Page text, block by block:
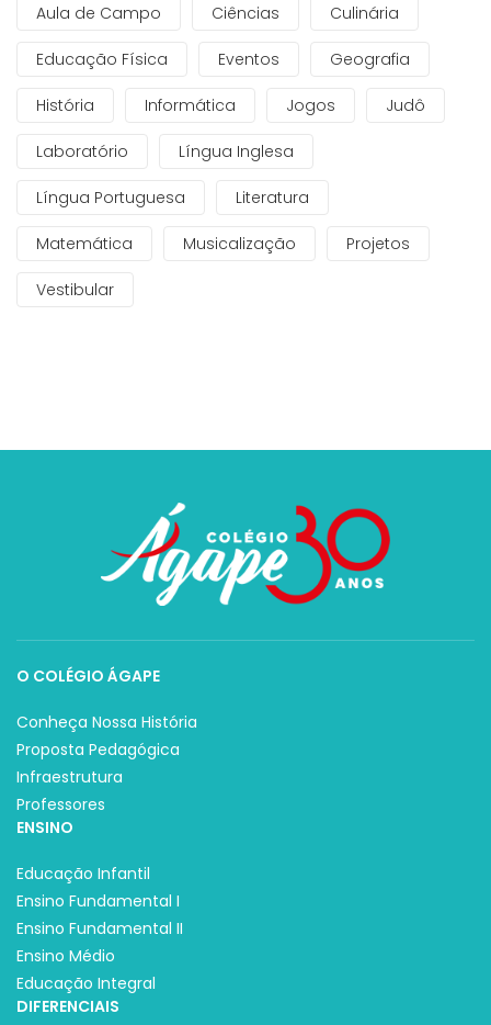
Aula de Campo Ciências Culinária
Educação Física Eventos Geografia
História Informática Jogos Judô
Laboratório Língua Inglesa
Língua Portuguesa Literatura
Matemática Musicalização Projetos
Vestibular
O COLÉGIO ÁGAPE
Conheça Nossa História
Proposta Pedagógica
Infraestrutura
Professores
ENSINO
Educação Infantil
Ensino Fundamental I
Ensino Fundamental II
Ensino Médio
Educação Integral
DIFERENCIAIS